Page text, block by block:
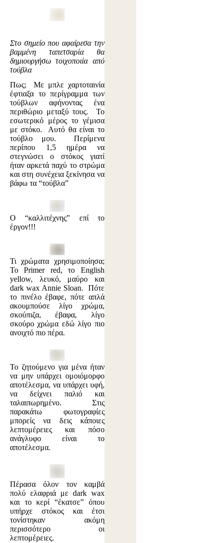
Στο σημείο που αφαίρεσα την
βαμμένη ταπετσαρία θα
δημιουργήσω τοιχοποιία από
τούβλα
Πως; Με μπλε χαρτοταινία
έφτιαξα το περίγραμμα των
τούβλων αφήνοντας ένα
περιθώριο μεταξύ τους. Το
εσωτερικό μέρος το γέμισα
με στόκο. Αυτό θα είναι το
τούβλο μου. Περίμενα
περίπου 1,5 ημέρα να
στεγνώσει ο στόκος γιατί
ήταν αρκετά παχύ το στρώμα
και στη συνέχεια ξεκίνησα να
βάφω τα “τούβλα”
Ο “καλλιτέχνης” επί το
έργον!!!
Τι χρώματα χρησιμοποίησα;
Το Primer red, το English
yellow, λευκό, μαύρο και
dark wax Annie Sloan. Πότε
το πινέλο έβαφε, πότε απλά
ακουμπούσε λίγο χρώμα,
σκούπιζα, έβαφα, λίγο
σκούρο χρώμα εδώ λίγο πιο
ανοιχτό πιο πέρα.
Το ζητούμενο για μένα ήταν
να μην υπάρχει ομοιόμορφο
αποτέλεσμα, να υπάρχει υφή,
να δείχνει παλιό και
ταλαιπωρημένο. Στις
παρακάτω φωτογραφίες
μπορείς να δεις κάποιες
λεπτομέρειες και πόσο
ανάγλυφο είναι το
αποτέλεσμα.
Πέρασα όλον τον καμβά
πολύ ελαφριά με dark wax
και το κερί “έκατσε” όπου
υπήρχε στόκος και έτσι
τονίστηκαν ακόμη
περισσότερο οι
λεπτομέρειες.